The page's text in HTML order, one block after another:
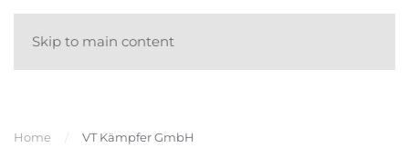
Skip to main content
Home VT Kämpfer GmbH